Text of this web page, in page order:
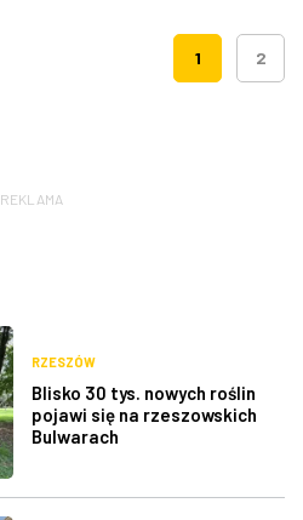
1 2
REKLAMA
RZESZÓW
Blisko 30 tys. nowych roślin
pojawi się na rzeszowskich
Bulwarach